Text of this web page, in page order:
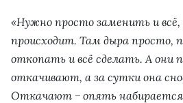
«Нужно просто заменить и всё,
происходит. Там дыра просто,
откопать и всё сделать. А они
откачивают, а за сутки она
Откачают − опять